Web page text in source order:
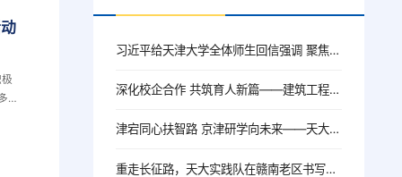
支
习近平给天津大学全体师生回信强调 聚焦国家重大战略需求提高人才培养质量 更好服务经济社会发展
深化校企合作 共筑育人新篇——建筑工程学院赴武汉央企走访调研
津宕同心扶智路 京津研学向未来——天大资产公司2026年宕昌师生研学活动圆满结束
重走长征路，天大实践队在赣南老区书写青春答卷